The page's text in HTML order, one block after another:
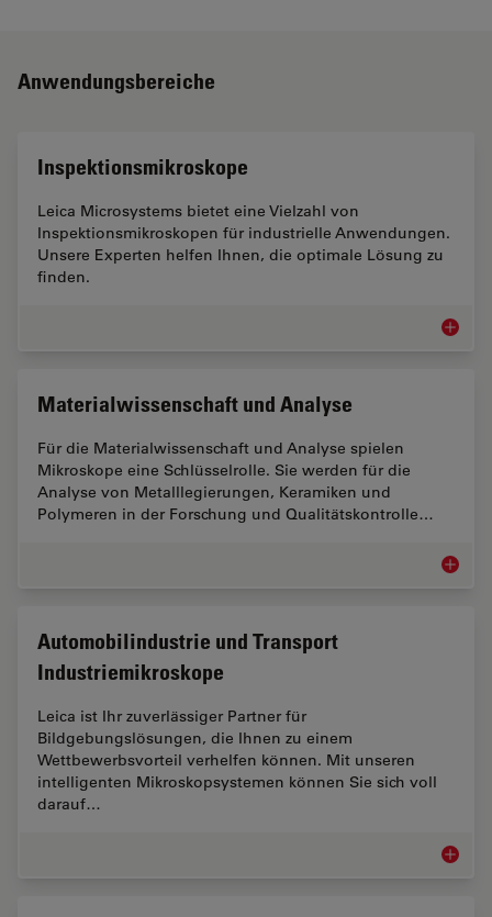
Anwendungsbereiche
Inspektionsmikroskope
Leica Microsystems bietet eine Vielzahl von
Inspektionsmikroskopen für industrielle Anwendungen.
Unsere Experten helfen Ihnen, die optimale Lösung zu
finden.
Materialwissenschaft und Analyse
Für die Materialwissenschaft und Analyse spielen
Mikroskope eine Schlüsselrolle. Sie werden für die
Analyse von Metalllegierungen, Keramiken und
Polymeren in der Forschung und Qualitätskontrolle…
Automobilindustrie und Transport
Industriemikroskope
Leica ist Ihr zuverlässiger Partner für
Bildgebungslösungen, die Ihnen zu einem
Wettbewerbsvorteil verhelfen können. Mit unseren
intelligenten Mikroskopsystemen können Sie sich voll
darauf…